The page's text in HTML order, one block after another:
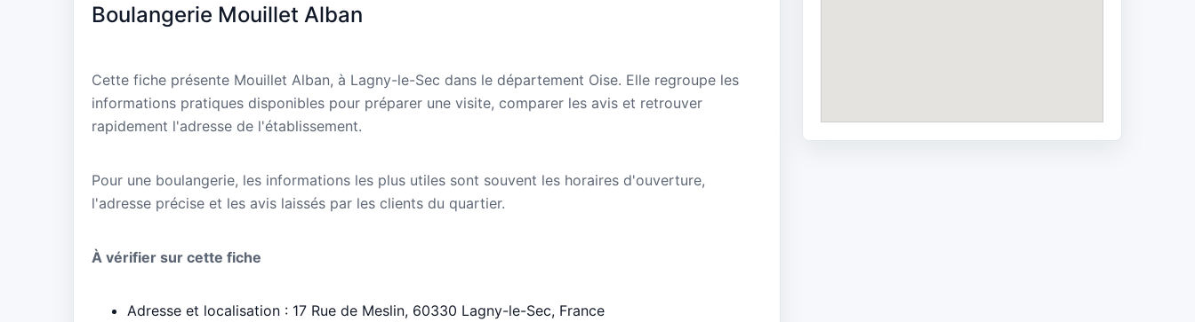
Boulangerie Mouillet Alban
Cette fiche présente Mouillet Alban, à Lagny-le-Sec dans le département Oise. Elle regroupe les
informations pratiques disponibles pour préparer une visite, comparer les avis et retrouver
rapidement l'adresse de l'établissement.
Pour une boulangerie, les informations les plus utiles sont souvent les horaires d'ouverture,
l'adresse précise et les avis laissés par les clients du quartier.
À vérifier sur cette fiche
Adresse et localisation : 17 Rue de Meslin, 60330 Lagny-le-Sec, France